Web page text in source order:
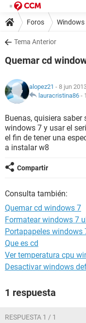
Foros Windows
Tema Anterior
Quemar cd
alopez21 - 8 jun
lauracristina86 -
Buenas, quisiera
windows 7 y usar el
el fin de tener una
a instalar w8
Compartir
Consulta también:
Quemar cd windows 7
Formatear windows 7
Portapapeles windows
Que es cd
Ver temperatura cpu
Desactivar windows
1 respuesta
RESPUESTA 1 / 1